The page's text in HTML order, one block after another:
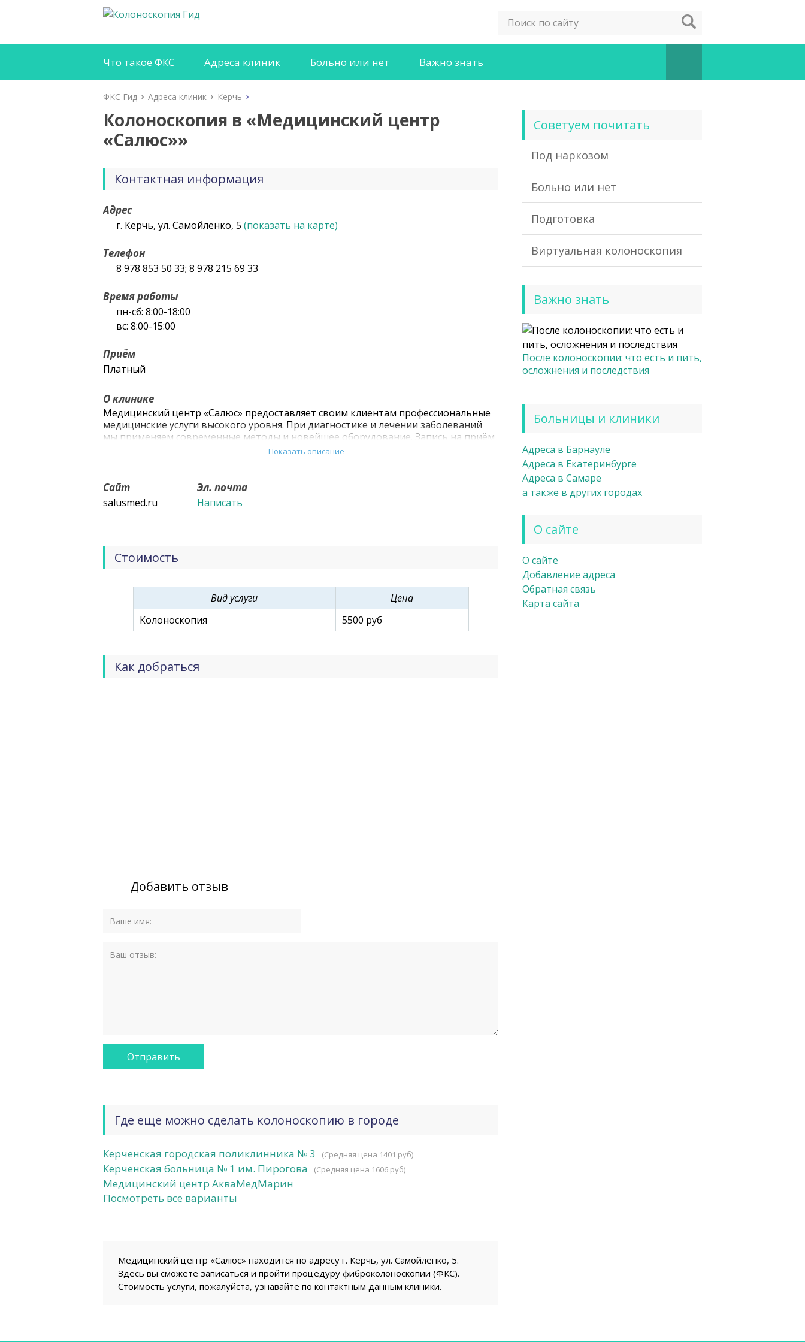
Что такое ФКС Адреса клиник Больно или нет Важно знать
ФКС Гид Адреса клиник Керчь
Колоноскопия в «Медицинский центр
«Салюс»»
Контактная информация
Адрес
г. Керчь, ул. Самойленко, 5 (показать на карте)
Телефон
8 978 853 50 33; 8 978 215 69 33
Время работы
пн-сб: 8:00-18:00
вс: 8:00-15:00
Приём
Платный
О клинике
Медицинский центр «Салюс» предоставляет своим клиентам профессиональные
медицинские услуги высокого уровня. При диагностике и лечении заболеваний
мы применяем современные методы и новейшее оборудование. Запись на приём
к профильному специалисту на удобные вам часы приёма и анализы в
Показать описание
Сайт
salusmed.ru
Эл. почта
Написать
Стоимость
Вид услуги
Цена
Колоноскопия
5500 руб
Как добраться
Добавить отзыв
Где еще можно сделать колоноскопию в городе
Керченская городская поликлинника № 3 (Средняя цена 1401 руб)
Керченская больница № 1 им. Пирогова (Средняя цена 1606 руб)
Медицинский центр АкваМедМарин
Посмотреть все варианты
Медицинский центр «Салюс» находится по адресу г. Керчь, ул. Самойленко, 5.
Здесь вы сможете записаться и пройти процедуру фиброколоноскопии (ФКС).
Стоимость услуги, пожалуйста, узнавайте по контактным данным клиники.
Советуем почитать
Под наркозом
Больно или нет
Подготовка
Виртуальная колоноскопия
Важно знать
После колоноскопии: что есть и пить,
осложнения и последствия
Больницы и клиники
Адреса в Барнауле
Адреса в Екатеринбурге
Адреса в Самаре
а также в других городах
О сайте
О сайте
Добавление адреса
Обратная связь
Карта сайта